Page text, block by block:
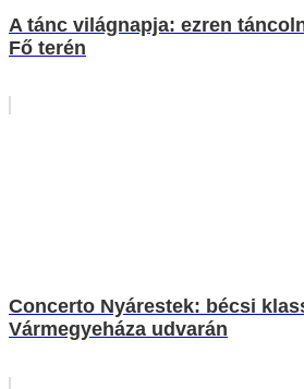
A tánc világnapja: ezren
Fő terén
Concerto Nyárestek: bécsi
Vármegyeháza udvarán